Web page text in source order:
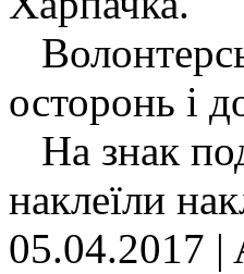
осторонь і
На знак
наклеїли
05.04.2017 |